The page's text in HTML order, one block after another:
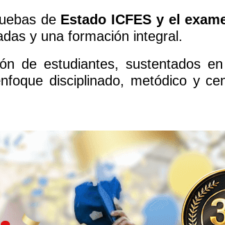
deEstado ICFES y el
y una formación integral.
de estudiantes, sustentados
disciplinado, metódico y